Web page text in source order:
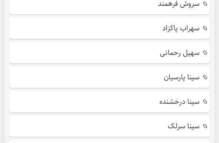
سروش فرهمند
سهراب پاکزاد
سهیل رحمانی
سینا پارسیان
سینا درخشنده
سینا سرلک